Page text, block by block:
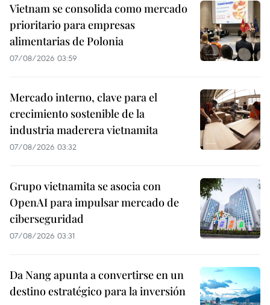
Vietnam se consolida como mercado
prioritario para empresas
alimentarias de Polonia
07/08/2026 03:59
Mercado interno, clave para el
crecimiento sostenible de la
industria maderera vietnamita
07/08/2026 03:32
Grupo vietnamita se asocia con
OpenAI para impulsar mercado de
ciberseguridad
07/08/2026 03:31
Da Nang apunta a convertirse en un
destino estratégico para la inversión